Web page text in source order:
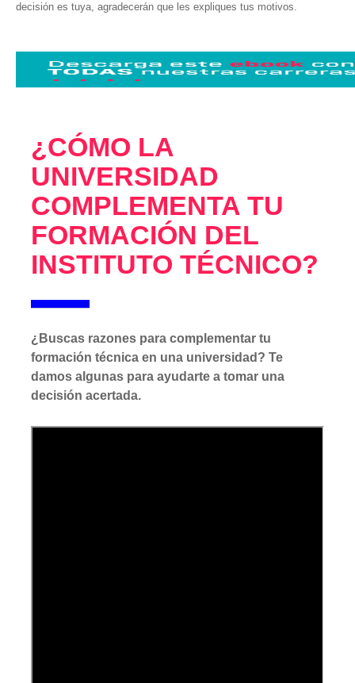
decisión es tuya, agradecerán que les expliques tus motivos.
¿CÓMO LA
UNIVERSIDAD
COMPLEMENTA TU
FORMACIÓN DEL
INSTITUTO TÉCNICO?
¿Buscas razones para complementar tu
formación técnica en una universidad? Te
damos algunas para ayudarte a tomar una
decisión acertada.